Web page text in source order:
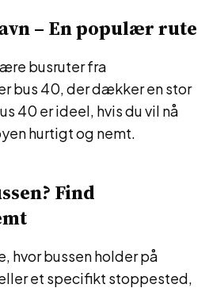
– En populær rute
busruter fra
bus 40, der dækker en stor
40 er ideel, hvis du vil nå
hurtigt og nemt.
Find
hvor bussen holder på
et specifikt stoppested,